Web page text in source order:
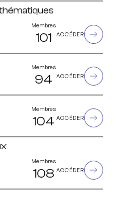
Membres
101 ACCÉDER
Membres
94 ACCÉDER
Membres
104 ACCÉDER
Membres
108 ACCÉDER